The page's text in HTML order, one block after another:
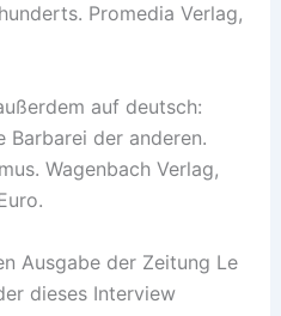
Promedia Verlag,
auf deutsch:
Barbarei der anderen.
Wagenbach Verlag,
Ausgabe der Zeitung Le
dieses Interview